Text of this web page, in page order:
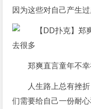
因为这些对自己产生过
郑爽直言童年不
人生路上总有挫
们需要给自己一份耐